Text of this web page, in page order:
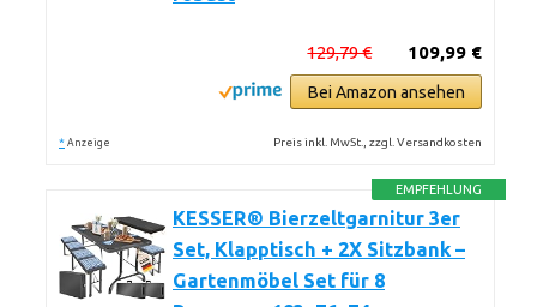
109,99 €
129,79 €
Bei Amazon ansehen
* Anzeige Preis inkl. MwSt., zzgl. Versandkosten
EMPFEHLUNG
KESSER® Bierzeltgarnitur 3er
Set, Klapptisch + 2X Sitzbank –
Gartenmöbel Set für 8